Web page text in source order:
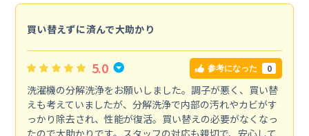
買い替えずに済んで大助かり
5.0 参考になった 0
洗濯機の分解洗浄をお願いしました。調子が悪く、買い替
えも考えていましたが、分解洗浄で内部の汚れやカビがす
っかり除去され、性能が復活。買い替えの必要がなくなっ
たので大助かりです。スタッフの対応も親切で、安心して